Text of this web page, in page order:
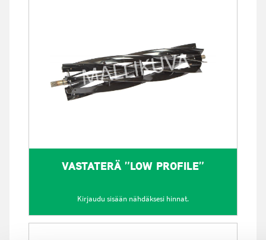
VASTATERÄ ”LOW PROFILE”
Kirjaudu sisään nähdäksesi hinnat.